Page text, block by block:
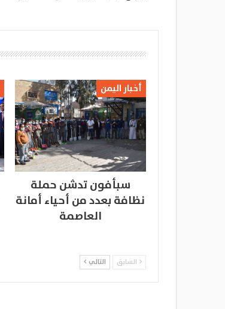
أخبار اليمن
سبأفون تدشن حملة
نظافة بعدد من أحياء أمانة
العاصمة
السابق التالي